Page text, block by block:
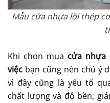
Mẫu cửa nhựa lõi thép
Khi chọn mua cửa nhựa
việc bạn cũng nên chú ý
vì đây cũng là yếu tố
chất lượng và độ bền,